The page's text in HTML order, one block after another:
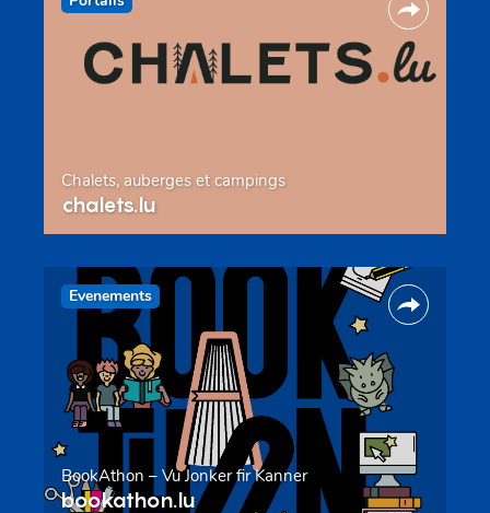
Chalets, auberges et campings
chalets.lu
Evenements
BookAthon – Vu Jonker fir Kanner
bookathon.lu